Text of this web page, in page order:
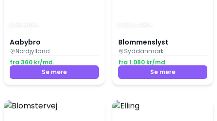
Aabybro
Nordjylland
fra 360 kr/md.
Se mere
Blommenslyst
Syddanmark
fra 1.080 kr/md.
Se mere